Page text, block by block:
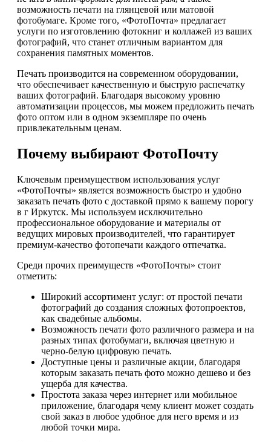
возможность печати на глянцевой или матовой
фотобумаге. Кроме того, «ФотоПочта» предлагает
услуги по изготовлению фотокниг и коллажей из ваших
фотографий, что станет отличным вариантом для
сохранения памятных моментов.
Печать производится на современном оборудовании,
что обеспечивает качественную и быструю распечатку
ваших фотографий. Благодаря высокому уровню
автоматизации процессов, мы можем предложить печать
фото оптом или в одном экземпляре по очень
привлекательным ценам.
Почему выбирают ФотоПочту
Ключевым преимуществом использования услуг
«ФотоПочты» является возможность быстро и удобно
заказать печать фото с доставкой прямо к вашему порогу
в г Иркутск. Мы используем исключительно
профессиональное оборудование и материалы от
ведущих мировых производителей, что гарантирует
премиум-качество фотопечати каждого отпечатка.
Среди прочих преимуществ «ФотоПочты» стоит
отметить:
Широкий ассортимент услуг: от простой печати
фотографий до создания сложных фотопроектов,
как свадебные альбомы.
Возможность печати фото различного размера и на
разных типах фотобумаги, включая цветную и
черно-белую цифровую печать.
Доступные цены и различные акции, благодаря
которым заказать печать фото можно дешево и без
ущерба для качества.
Простота заказа через интернет или мобильное
приложение, благодаря чему клиент может создать
свой заказ в любое удобное для него время и из
любой точки мира.